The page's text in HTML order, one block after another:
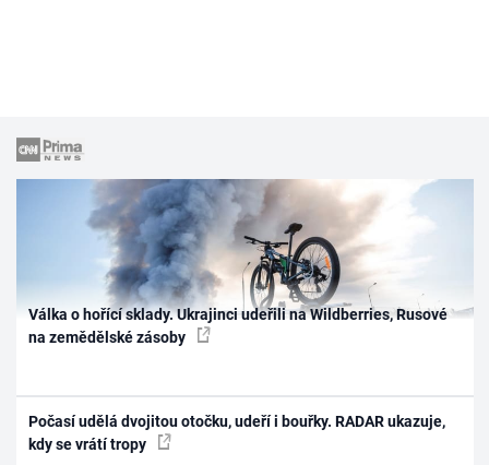
Válka o hořící sklady. Ukrajinci udeřili na Wildberries, Rusové
na zemědělské zásoby
Počasí udělá dvojitou otočku, udeří i bouřky. RADAR ukazuje,
kdy se vrátí tropy